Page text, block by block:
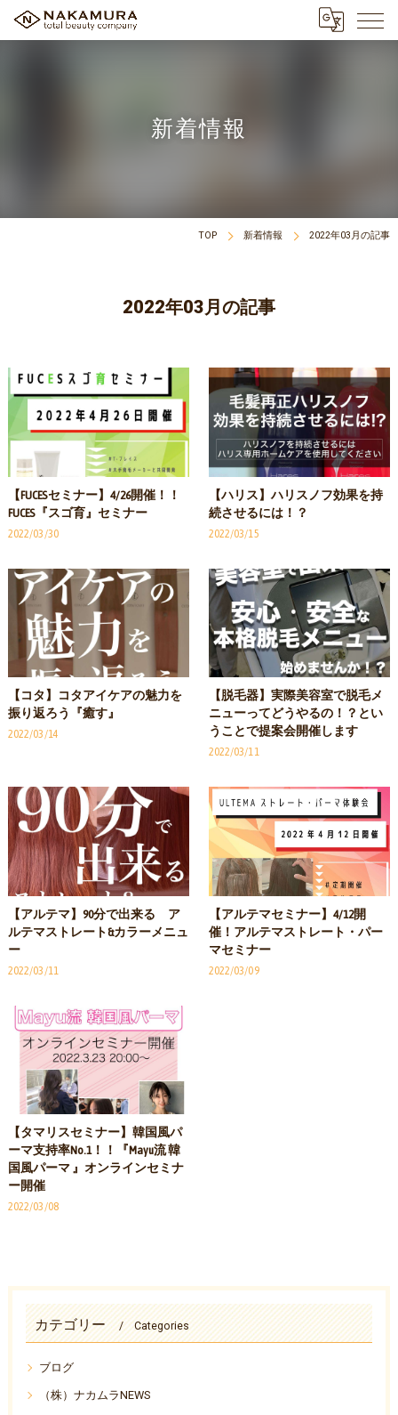
新着情報
TOP 新着情報 2022年03月の記事
2022年03月の記事
【FUCESセミナー】4/26開催！！
FUCES『スゴ育』セミナー
2022/03/30
【ハリス】ハリスノフ効果を持
続させるには！？
2022/03/15
【コタ】コタアイケアの魅力を
振り返ろう『癒す』
2022/03/14
【脱毛器】実際美容室で脱毛メ
ニューってどうやるの！？とい
うことで提案会開催します
2022/03/11
【アルテマ】90分で出来る ア
ルテマストレート&カラーメニュ
ー
2022/03/11
【アルテマセミナー】4/12開
催！アルテマストレート・パー
マセミナー
2022/03/09
【タマリスセミナー】韓国風パ
ーマ支持率No.1！！『Mayu流 韓
国風パーマ 』オンラインセミナ
ー開催
2022/03/08
カテゴリー Categories
ブログ
（株）ナカムラNEWS